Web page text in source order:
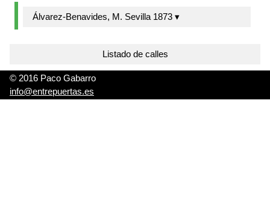
Álvarez-Benavides, M. Sevilla 1873 ▾
Listado de calles
© 2016 Paco Gabarro
info@entrepuertas.es